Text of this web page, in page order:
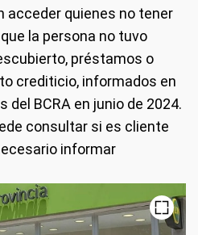
acceder quienes no tener
la persona no tuvo
préstamos o
crediticio, informados en
del BCRA en junio de 2024.
consultar si es cliente
informar